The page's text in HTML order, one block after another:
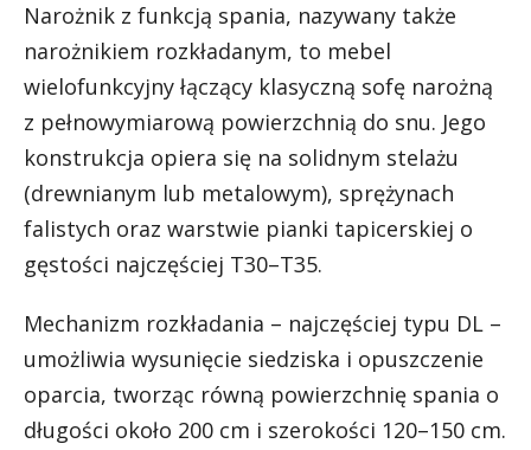
Narożnik z funkcją spania, nazywany także
narożnikiem rozkładanym, to mebel
wielofunkcyjny łączący klasyczną sofę narożną
z pełnowymiarową powierzchnią do snu. Jego
konstrukcja opiera się na solidnym stelażu
(drewnianym lub metalowym), sprężynach
falistych oraz warstwie pianki tapicerskiej o
gęstości najczęściej T30–T35.
Mechanizm rozkładania – najczęściej typu DL –
umożliwia wysunięcie siedziska i opuszczenie
oparcia, tworząc równą powierzchnię spania o
długości około 200 cm i szerokości 120–150 cm.